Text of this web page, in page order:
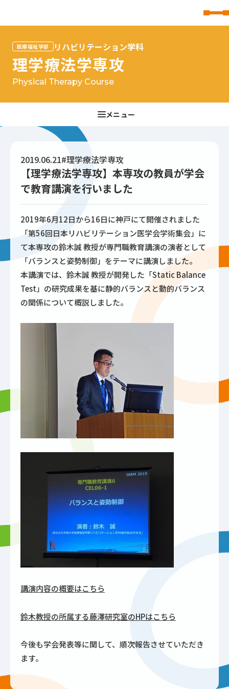
医療福祉学部 リハビリテーション学科
理学療法学専攻
Physical Therapy Course
2019.06.21#理学療法学専攻
【理学療法学専攻】本専攻の教員が学会
で教育講演を行いました
2019年6月12日から16日に神戸にて開催されました
「第56回日本リハビリテーション医学会学術集会」に
て本専攻の鈴木誠 教授が専門職教育講演の演者として
「バランスと姿勢制御」をテーマに講演しました。
本講演では、鈴木誠 教授が開発した「Static Balance
Test」の研究成果を基に静的バランスと動的バランス
の関係について概説しました。
講演内容の概要はこちら
鈴木教授の所属する藤澤研究室のHPはこちら
今後も学会発表等に関して、順次報告させていただき
ます。